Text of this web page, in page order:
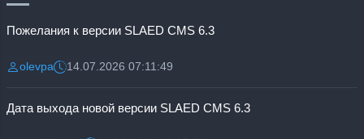
Пожелания к версии SLAED CMS 6.3
Разместил:
olevpaДата:14.07.2026 07:11:49
Дата выхода новой версии SLAED CMS 6.3